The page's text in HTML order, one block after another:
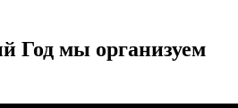
Год мы организуем